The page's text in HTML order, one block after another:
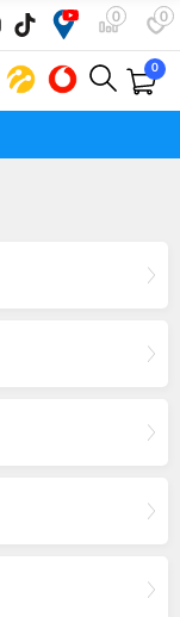
0 0
0